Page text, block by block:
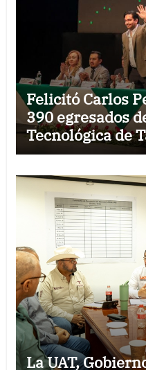
Felicitó Carlos
390 egresados
Tecnológica de
La UAT,